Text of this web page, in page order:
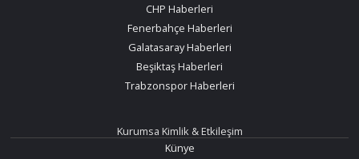
CHP Haberleri
Fenerbahçe Haberleri
Galatasaray Haberleri
Beşiktaş Haberleri
Trabzonspor Haberleri
Kurumsa Kimlik & Etkileşim
Künye